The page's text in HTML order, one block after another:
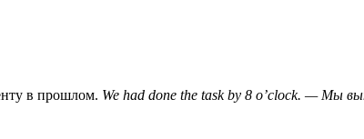
в прошлом. We had done the task by 8 o’clock. — Мы